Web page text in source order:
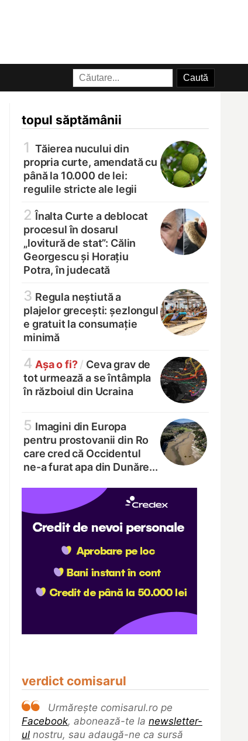
topul săptămânii
1 Tăierea nucului din
propria curte, amendată cu
până la 10.000 de lei:
regulile stricte ale legii
2 Înalta Curte a deblocat
procesul în dosarul
„lovitură de stat”: Călin
Georgescu și Horațiu
Potra, în judecată
3 Regula neștiută a
plajelor grecești: șezlongul
e gratuit la consumație
minimă
4 Așa o fi? / Ceva grav de
tot urmează a se întâmpla
în războiul din Ucraina
5 Imagini din Europa
pentru prostovanii din Ro
care cred că Occidentul
ne-a furat apa din Dunăre...
verdict comisarul
Urmărește comisarul.ro pe
Facebook, abonează-te la newsletter-
ul nostru, sau adaugă-ne ca sursă